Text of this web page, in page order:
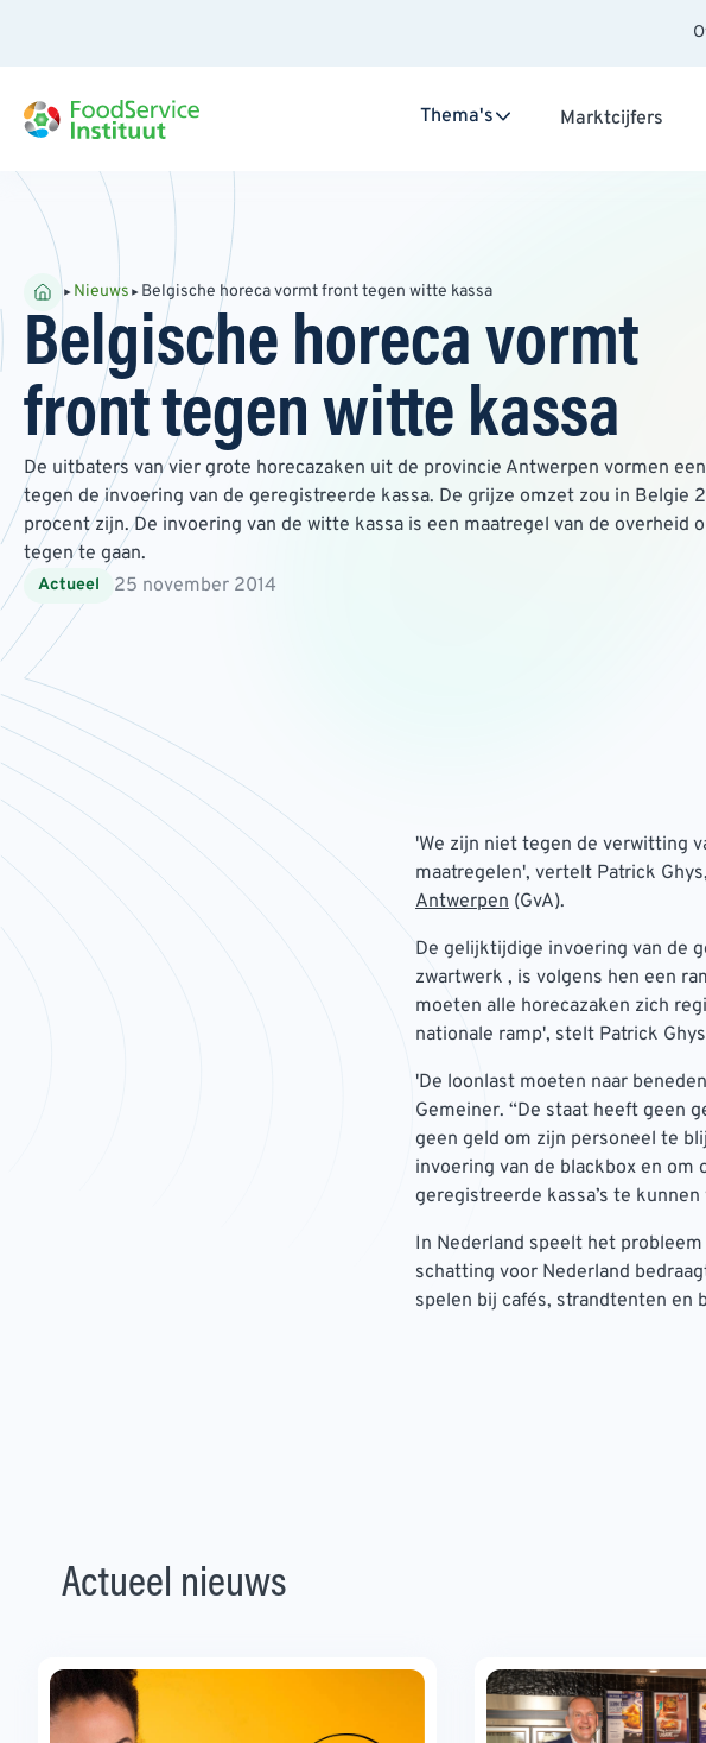
Thema's Marktcijfers
Nieuws Belgische horeca vormt front tegen witte kassa
Belgische horeca vormt
front tegen witte kassa
De uitbaters van vier grote horecazaken uit de provincie Antwerpen vormen
tegen de invoering van de geregistreerde kassa. De grijze omzet zou in Belgie
procent zijn. De invoering van de witte kassa is een maatregel van de overheid
tegen te gaan.
Actueel 25 november 2014
'We zijn niet tegen de verwitting
maatregelen', vertelt Patrick
Antwerpen (GvA).
De gelijktijdige invoering van de
zwartwerk , is volgens hen een
moeten alle horecazaken zich
nationale ramp', stelt Patrick
'De loonlast moeten naar
Gemeiner. “De staat heeft geen
geen geld om zijn personeel te
invoering van de blackbox en
geregistreerde kassa’s te
In Nederland speelt het
schatting voor Nederland
spelen bij cafés, strandtenten en
Actueel nieuws